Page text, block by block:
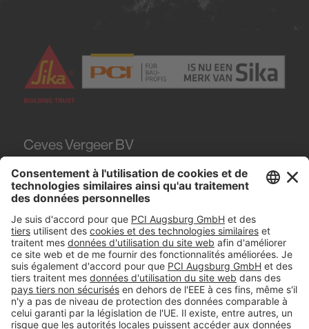
Ceves Vergeer BV
Teugseweg 20
7418AM Deventer
Tel. 0570 - 50 38 30
#PCI